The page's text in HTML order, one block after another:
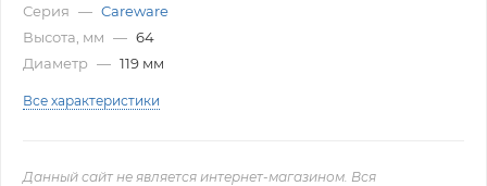
Серия — Careware
Высота, мм — 64
Диаметр — 119 мм
Все характеристики
Данный сайт не является интернет-магазином. Вся